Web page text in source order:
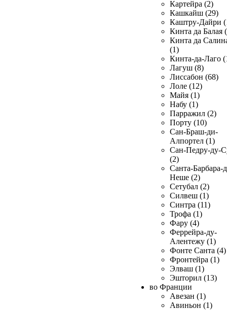
Картейра (2)
Кашкайш (29)
Каштру-Дайри
Кинта да Балая
Кинта да
(1)
Кинта-да-Лаго
Лагуш (8)
Лиссабон (68)
Лоле (12)
Майя (1)
Набу (1)
Парражил (2)
Порту (10)
Сан-Браш-ди-
Алпортел (1)
Сан-Педру-ду-
(2)
Санта-Барбара-
Неше (2)
Сетубал (2)
Силвеш (1)
Синтра (11)
Трофа (1)
Фару (4)
Феррейра-ду-
Алентежу (1)
Фонте Санта (4)
Фронтейра (1)
Элваш (1)
Эшторил (13)
во Франции
Авезан (1)
Авиньон (1)